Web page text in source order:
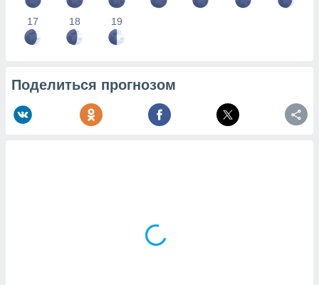
17 18 19
Поделиться прогнозом